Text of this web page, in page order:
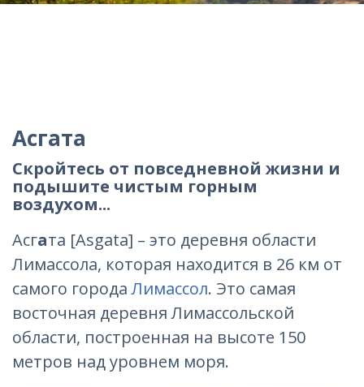
Асгата
Скройтесь от повседневной жизни и
подышите чистым горным
воздухом...
Асгата [Asgata] – это деревня области
Лимассола, которая находится в 26 км от
самого городаЛимассол. Это самая
восточная деревня Лимассольской
области, построенная на высоте 150
метров над уровнем моря.